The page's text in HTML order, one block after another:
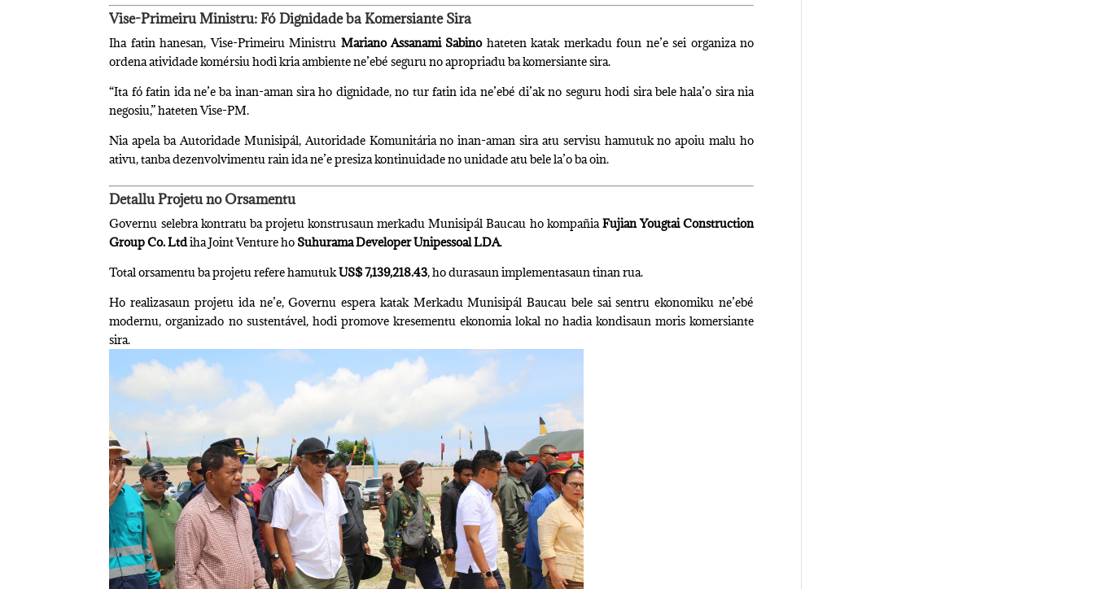
Vise-Primeiru Ministru: Fó Dignidade ba Komersiante Sira
Iha fatin hanesan, Vise-Primeiru Ministru Mariano Assanami Sabinohateten katak merkadu foun ne’e sei organiza no
ordena atividade komérsiu hodi kria ambiente ne’ebé seguru no apropriadu ba komersiante sira.
“Ita fó fatin ida ne’e ba inan-aman sira ho dignidade, no tur fatin ida ne’ebé di’ak no seguru hodi sira bele hala’o sira nia
negosiu,” hateten Vise-PM.
Nia apela ba Autoridade Munisipál, Autoridade Komunitária no inan-aman sira atu servisu hamutuk no apoiu malu ho
ativu, tanba dezenvolvimentu rain ida ne’e presiza kontinuidade no unidade atu bele la’o ba oin.
Detallu Projetu no Orsamentu
Governu selebra kontratu ba projetu konstrusaun merkadu Munisipál Baucau ho kompañiaFujian Yougtai Construction
Group Co. Ltdiha Joint Venture ho Suhurama Developer Unipessoal LDA.
Total orsamentu ba projetu refere hamutukUS$ 7,139,218.43, ho durasaun implementasaun tinan rua.
Ho realizasaun projetu ida ne’e, Governu espera katak Merkadu Munisipál Baucau bele sai sentru ekonomiku ne’ebé
modernu, organizado no sustentável, hodi promove kresementu ekonomia lokal no hadia kondisaun moris komersiante
sira.